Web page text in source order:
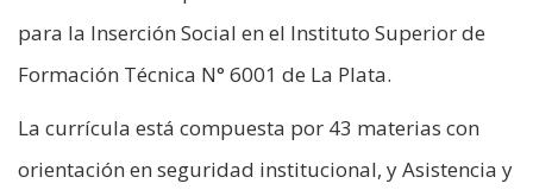
para la Inserción Social en el Instituto Superior de
Formación Técnica N° 6001 de La Plata.
La currícula está compuesta por 43 materias con
orientación en seguridad institucional, y Asistencia y